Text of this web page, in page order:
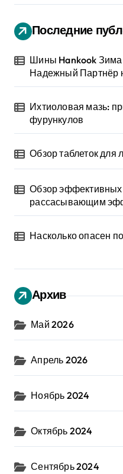
Последние
Шины Hankook
Надежный Партнёр
Ихтиоловая мазь:
фурункулов
Обзор таблеток для
Обзор эффективных
рассасывающим
Насколько опасен
Архив
Май 2026
Апрель 2026
Ноябрь 2024
Октябрь 2024
Сентябрь 2024